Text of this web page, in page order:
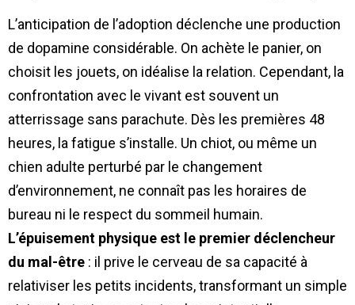
L’anticipation de l’adoption déclenche une production
de dopamine considérable. On achète le panier, on
choisit les jouets, on idéalise la relation. Cependant, la
confrontation avec le vivant est souvent un
atterrissage sans parachute. Dès les premières 48
heures, la fatigue s’installe. Un chiot, ou même un
chien adulte perturbé par le changement
d’environnement, ne connaît pas les horaires de
bureau ni le respect du sommeil humain.
L’épuisement physique est le premier déclencheur
du mal-être : il prive le cerveau de sa capacité à
relativiser les petits incidents, transformant un simple